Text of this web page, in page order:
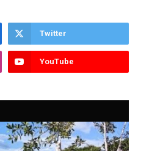
Twitter
YouTube